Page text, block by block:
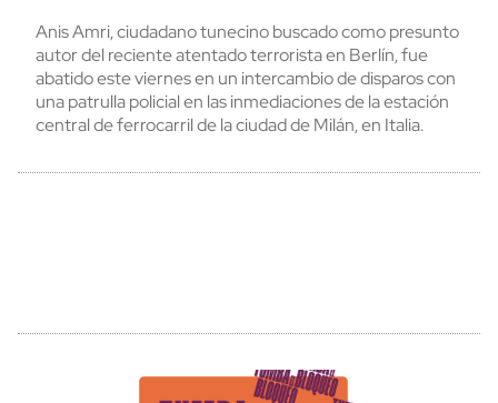
Anis Amri, ciudadano tunecino buscado como presunto
autor del reciente atentado terrorista en Berlín, fue
abatido este viernes en un intercambio de disparos con
una patrulla policial en las inmediaciones de la estación
central de ferrocarril de la ciudad de Milán, en Italia.